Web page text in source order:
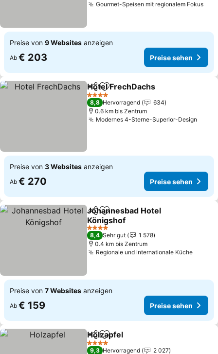
Gourmet-Speisen mit regionalem Fokus
Preise von 9 Websites anzeigen
Ab € 203 Preise sehen
TeilenZu Favoriten hinzufügen
Hotel FrechDachs
4 Sterne
8,8 Hervorragend
634
0.6 km bis Zentrum
Modernes 4-Sterne-Superior-Design
Preise von 3 Websites anzeigen
Ab € 270 Preise sehen
TeilenZu Favoriten hinzufügen
Johannesbad Hotel
Königshof
Preise sehen
4 Sterne
8,4 Sehr gut
1 578
0.4 km bis Zentrum
Regionale und internationale KüchePreise
Preise von 7 Websites anzeigen
Ab € 159 Preise sehen
TeilenZu Favoriten hinzufügen
Holzapfel
4 Sterne
9,3 Hervorragend
2 027